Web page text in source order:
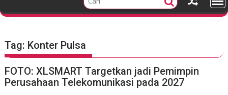
t
Tag: Konter Pulsa
FOTO: XLSMART Targetkan jadi Pemimpin
Perusahaan Telekomunikasi pada 2027